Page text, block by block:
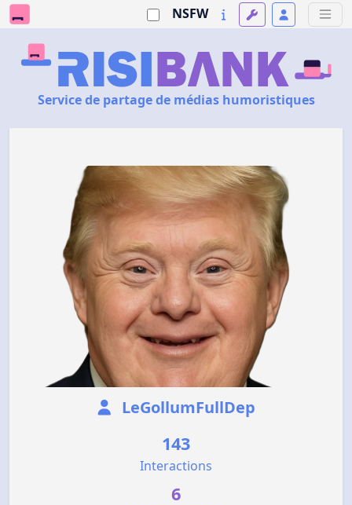
NSFW
Service de partage de médias humoristiques
LeGollumFullDep
143
Interactions
6